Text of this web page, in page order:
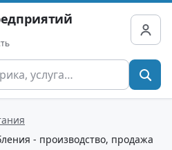
- производство, продажа